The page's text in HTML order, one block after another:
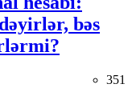
bəs
351